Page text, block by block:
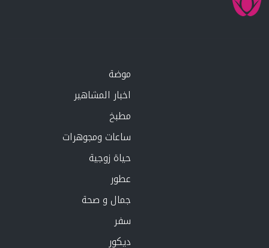
موضة
اخبار المشاهير
مطبخ
ساعات ومجوهرات
حياة زوجية
عطور
جمال و صحة
سفر
ديكور